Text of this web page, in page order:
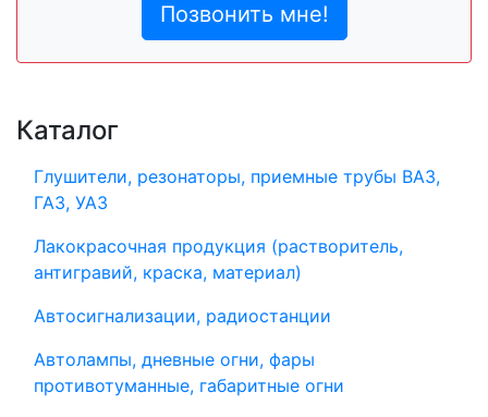
Позвонить мне!
Каталог
Глушители, резонаторы, приемные трубы ВАЗ,
ГАЗ, УАЗ
Лакокрасочная продукция (растворитель,
антигравий, краска, материал)
Автосигнализации, радиостанции
Автолампы, дневные огни, фары
противотуманные, габаритные огни